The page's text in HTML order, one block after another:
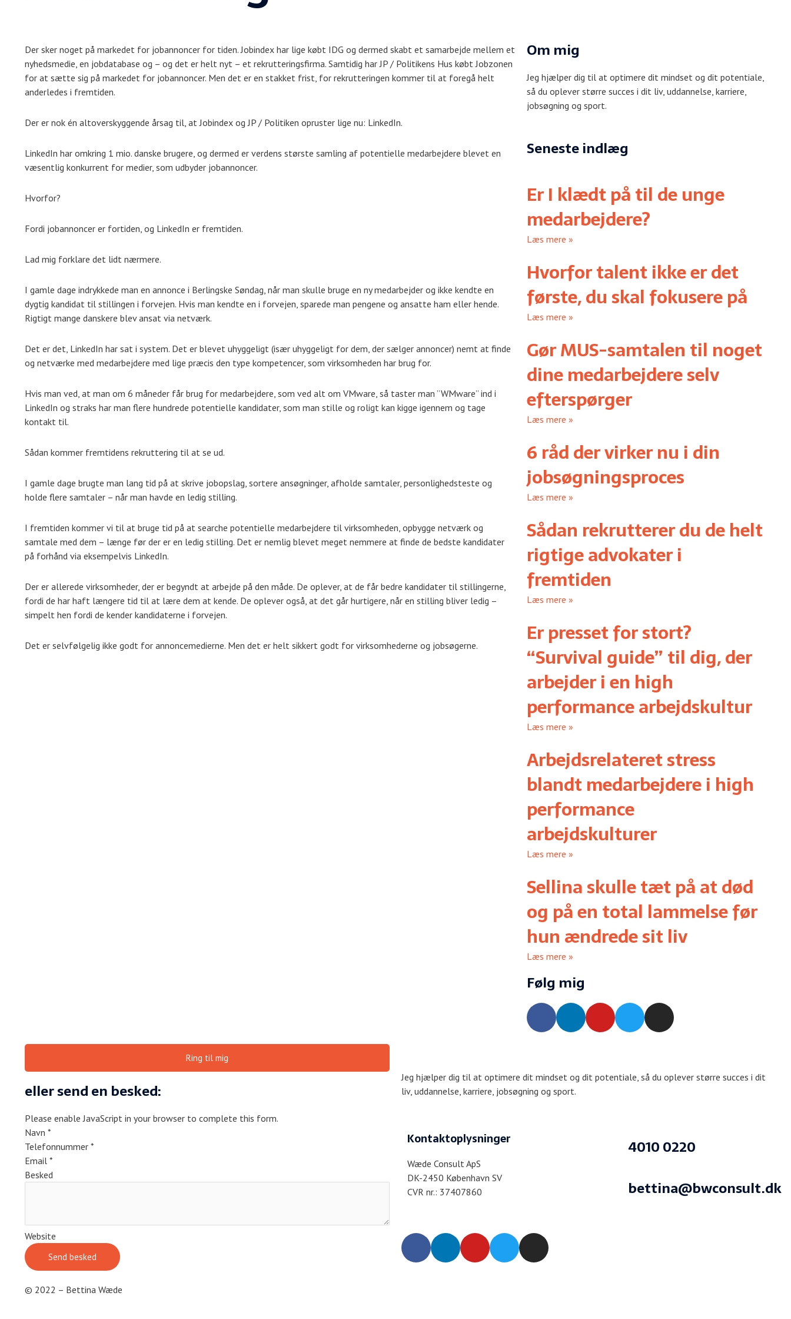
Der sker noget på markedet for jobannoncer for tiden. Jobindex har lige købt IDG og dermed skabt et samarbejde mellem et
nyhedsmedie, en jobdatabase og – og det er helt nyt – et rekrutteringsfirma. Samtidig har JP / Politikens Hus købt Jobzonen
for at sætte sig på markedet for jobannoncer. Men det er en stakket frist, for rekrutteringen kommer til at foregå helt
anderledes i fremtiden.
Der er nok én altoverskyggende årsag til, at Jobindex og JP / Politiken opruster lige nu: LinkedIn.
LinkedIn har omkring 1 mio. danske brugere, og dermed er verdens største samling af potentielle medarbejdere blevet en
væsentlig konkurrent for medier, som udbyder jobannoncer.
Hvorfor?
Fordi jobannoncer er fortiden, og LinkedIn er fremtiden.
Lad mig forklare det lidt nærmere.
I gamle dage indrykkede man en annonce i Berlingske Søndag, når man skulle bruge en ny medarbejder og ikke kendte en
dygtig kandidat til stillingen i forvejen. Hvis man kendte en i forvejen, sparede man pengene og ansatte ham eller hende.
Rigtigt mange danskere blev ansat via netværk.
Det er det, LinkedIn har sat i system. Det er blevet uhyggeligt (især uhyggeligt for dem, der sælger annoncer) nemt at finde
og netværke med medarbejdere med lige præcis den type kompetencer, som virksomheden har brug for.
Hvis man ved, at man om 6 måneder får brug for medarbejdere, som ved alt om VMware, så taster man ”WMware” ind i
LinkedIn og straks har man flere hundrede potentielle kandidater, som man stille og roligt kan kigge igennem og tage
kontakt til.
Sådan kommer fremtidens rekruttering til at se ud.
I gamle dage brugte man lang tid på at skrive jobopslag, sortere ansøgninger, afholde samtaler, personlighedsteste og
holde flere samtaler – når man havde en ledig stilling.
I fremtiden kommer vi til at bruge tid på at searche potentielle medarbejdere til virksomheden, opbygge netværk og
samtale med dem – længe før der er en ledig stilling. Det er nemlig blevet meget nemmere at finde de bedste kandidater
på forhånd via eksempelvis LinkedIn.
Der er allerede virksomheder, der er begyndt at arbejde på den måde. De oplever, at de får bedre kandidater til stillingerne,
fordi de har haft længere tid til at lære dem at kende. De oplever også, at det går hurtigere, når en stilling bliver ledig –
simpelt hen fordi de kender kandidaterne i forvejen.
Det er selvfølgelig ikke godt for annoncemedierne. Men det er helt sikkert godt for virksomhederne og jobsøgerne.
Om mig
Jeg hjælper dig til at optimere dit mindset og dit potentiale,
så du oplever større succes i dit liv, uddannelse, karriere,
jobsøgning og sport.
Seneste indlæg
Er I klædt på til de unge
medarbejdere?
Læs mere »
Hvorfor talent ikke er det
første, du skal fokusere på
Læs mere »
Gør MUS-samtalen til noget
dine medarbejdere selv
efterspørger
Læs mere »
6 råd der virker nu i din
jobsøgningsproces
Læs mere »
Sådan rekrutterer du de helt
rigtige advokater i
fremtiden
Læs mere »
Er presset for stort?
“Survival guide” til dig, der
arbejder i en high
performance arbejdskultur
Læs mere »
Arbejdsrelateret stress
blandt medarbejdere i high
performance
arbejdskulturer
Læs mere »
Sellina skulle tæt på at død
og på en total lammelse før
hun ændrede sit liv
Læs mere »
Følg mig
F
c
o
o
L
n
d
i
Y
u
b
T
w
i
e
I
s
g
Ring til mig
eller send en besked:
Please enable JavaScript in your browser to complete this form.
Navn *
Telefonnummer *
Email *
Besked
Website
Send besked
Jeg hjælper dig til at optimere dit mindset og dit potentiale, så du oplever større succes i dit
liv, uddannelse, karriere, jobsøgning og sport.
Kontaktoplysninger
Wæde Consult ApS
DK-2450 København SV
CVR nr.: 37407860
4010 0220
bettina@bwconsult.dk
F
c
L
n
Y
u
T
w
i
I
s
© 2022 – Bettina Wæde